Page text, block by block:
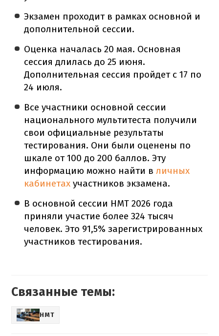
Экзамен проходит в рамках основной и
дополнительной сессии.
Оценка началась 20 мая. Основная
сессия длилась до 25 июня.
Дополнительная сессия пройдет с 17 по
24 июля.
Все участники основной сессии
национального мультитеста получили
свои официальные результаты
тестирования. Они были оценены по
шкале от 100 до 200 баллов. Эту
информацию можно найти вличных
кабинетах участников экзамена.
В основной сессии НМТ 2026 года
приняли участие более 324 тысяч
человек. Это 91,5% зарегистрированных
участников тестирования.
Связанные темы:
НМТ